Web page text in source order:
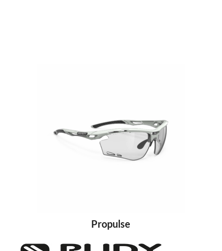
Propulse